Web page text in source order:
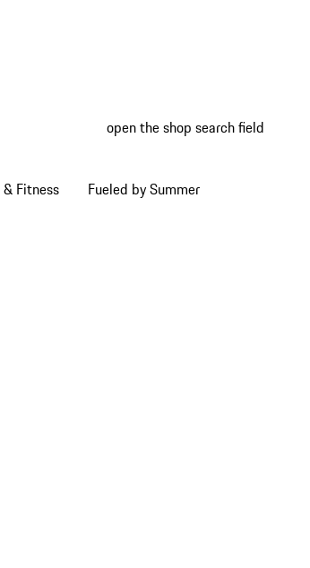
open the shop search field
Fitness Fueled by Summer